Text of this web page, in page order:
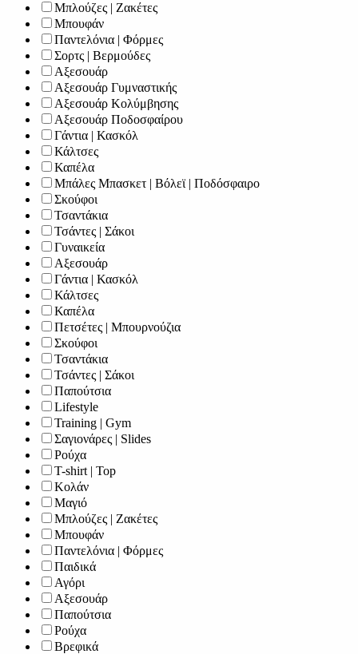
Μπλούζες | Ζακέτες
Μπουφάν
Παντελόνια | Φόρμες
Σορτς | Βερμούδες
Αξεσουάρ
Αξεσουάρ Γυμναστικής
Αξεσουάρ Κολύμβησης
Αξεσουάρ Ποδοσφαίρου
Γάντια | Κασκόλ
Κάλτσες
Καπέλα
Μπάλες Μπασκετ | Βόλεϊ | Ποδόσφαιρο
Σκούφοι
Τσαντάκια
Τσάντες | Σάκοι
Γυναικεία
Αξεσουάρ
Γάντια | Κασκόλ
Κάλτσες
Καπέλα
Πετσέτες | Μπουρνούζια
Σκούφοι
Τσαντάκια
Τσάντες | Σάκοι
Παπούτσια
Lifestyle
Training | Gym
Σαγιονάρες | Slides
Ρούχα
T-shirt | Top
Κολάν
Μαγιό
Μπλούζες | Ζακέτες
Μπουφάν
Παντελόνια | Φόρμες
Παιδικά
Αγόρι
Αξεσουάρ
Παπούτσια
Ρούχα
Βρεφικά